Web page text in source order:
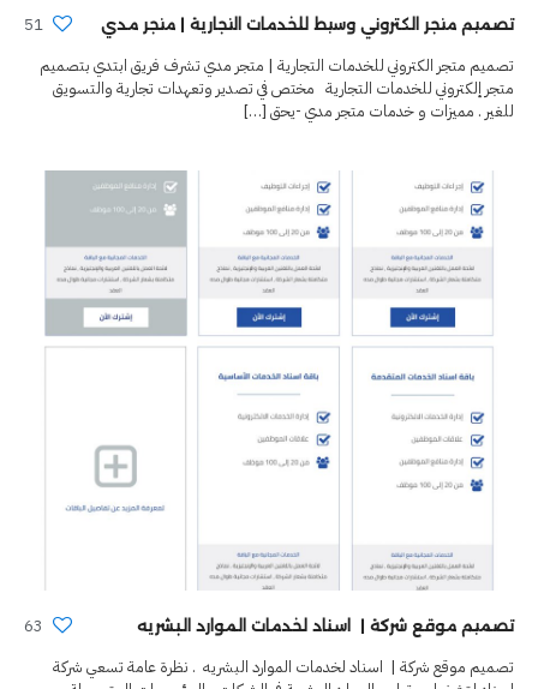
تصميم متجر الكتروني وسيط للخدمات التجارية | متجر مدي
51
تصميم متجر الكتروني للخدمات التجارية | متجر مدي تشرف فريق ابتدي بتصميم
متجر إلكتروني للخدمات التجارية مختص في تصدير وتعهدات تجارية والتسويق
للغير . مميزات و خدمات متجر مدي -يحق […]
تصميم موقع شركة | اسناد لخدمات الموارد البشريه
63
تصميم موقع شركة | اسناد لخدمات الموارد البشريه . نظرة عامة تسعي شركة